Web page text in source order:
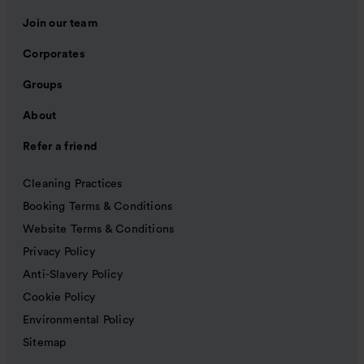
Join our team
Corporates
Groups
About
Refer a friend
Cleaning Practices
Booking Terms & Conditions
Website Terms & Conditions
Privacy Policy
Anti-Slavery Policy
Cookie Policy
Environmental Policy
Sitemap